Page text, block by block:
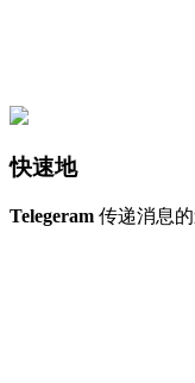
快速地
Telegeram 传递消息